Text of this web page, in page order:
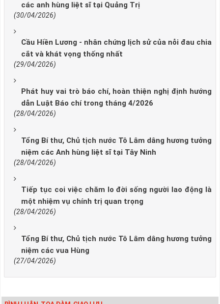
các anh hùng liệt sĩ tại Quảng Trị
(30/04/2026)
Cầu Hiền Lương - nhân chứng lịch sử của nỗi đau chia
cắt và khát vọng thống nhất
(29/04/2026)
Phát huy vai trò báo chí, hoàn thiện nghị định hướng
dẫn Luật Báo chí trong tháng 4/2026
(28/04/2026)
Tổng Bí thư, Chủ tịch nước Tô Lâm dâng hương tưởng
niệm các Anh hùng liệt sĩ tại Tây Ninh
(28/04/2026)
Tiếp tục coi việc chăm lo đời sống người lao động là
một nhiệm vụ chính trị quan trọng
(28/04/2026)
Tổng Bí thư, Chủ tịch nước Tô Lâm dâng hương tưởng
niệm các vua Hùng
(27/04/2026)